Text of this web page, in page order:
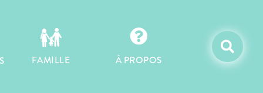
FAMILLE

À PROPOS
